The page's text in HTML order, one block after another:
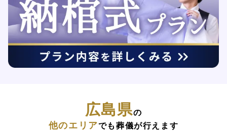
広島県の
他のエリアでも葬儀が行えます